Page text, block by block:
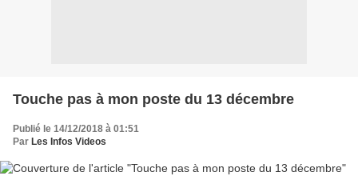
Touche pas à mon poste du 13 décembre
Publié le 14/12/2018 à 01:51
Par Les Infos Videos